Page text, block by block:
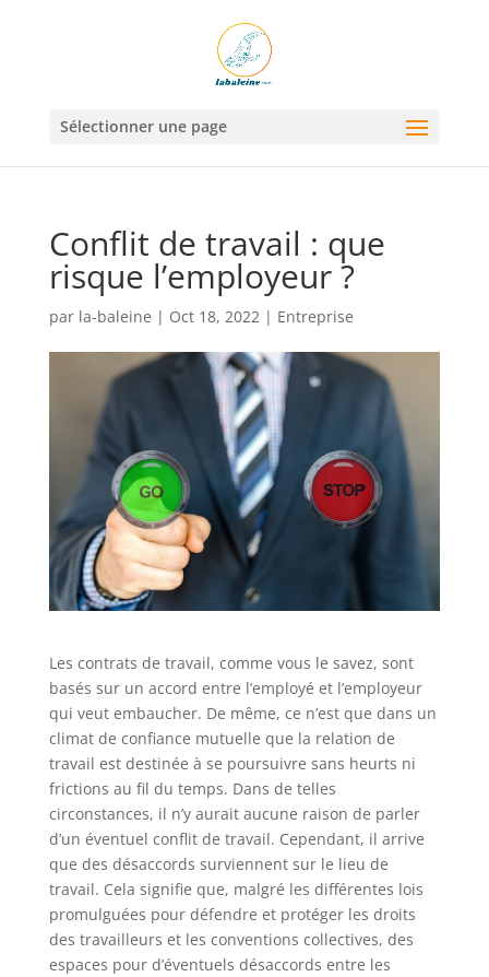
Sélectionner une page
Conflit de travail : que
risque l’employeur ?
par la-baleine | Oct 18, 2022| Entreprise
Les contrats de travail, comme vous le savez, sont
basés sur un accord entre l’employé et l’employeur
qui veut embaucher. De même, ce n’est que dans un
climat de confiance mutuelle que la relation de
travail est destinée à se poursuivre sans heurts ni
frictions au fil du temps. Dans de telles
circonstances, il n’y aurait aucune raison de parler
d’un éventuel conflit de travail. Cependant, il arrive
que des désaccords surviennent sur le lieu de
travail. Cela signifie que, malgré les différentes lois
promulguées pour défendre et protéger les droits
des travailleurs et les conventions collectives, des
espaces pour d’éventuels désaccords entre les